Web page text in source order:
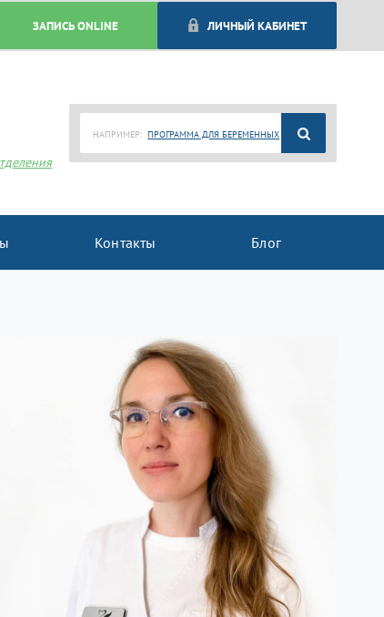
ЗАПИСЬ ONLINE ЛИЧНЫЙ КАБИНЕТ
НАПРИМЕР: ПРОГРАММА ДЛЯ БЕРЕМЕННЫХ
Контакты Блог